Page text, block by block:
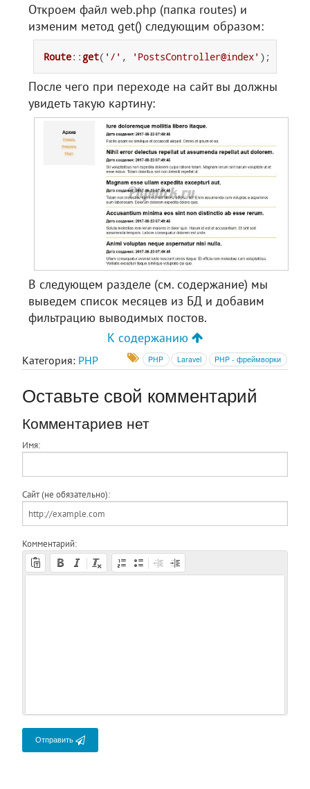
Откроем файл web.php (папка routes) и
изменим метод get() следующим образом:
Route:: get( '/' , 'PostsController@index'
После чего при переходе на сайт вы должны
увидеть такую картину:
В следующем разделе (см. содержание) мы
выведем список месяцев из БД и добавим
фильтрацию выводимых постов.
К содержанию
Категория: PHP PHP Laravel PHP - фреймворки
Оставьте свой комментарий
Комментариев нет
Имя:
Сайт (не обязательно):
Комментарий:
Отправить